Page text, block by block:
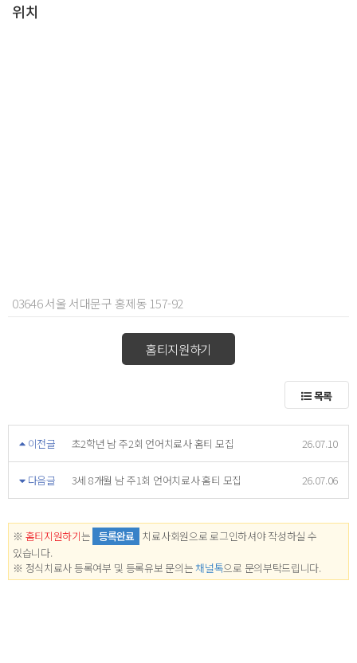
위치
03646 서울 서대문구 홍제동 157-92
홈티지원하기
목록
이전글 초2학년 남 주2회 언어치료사 홈티 모집 26.07.10
다음글 3세 8개월 남 주1회 언어치료사 홈티 모집 26.07.06
※ 홈티지원하기는 등록완료 치료사회원으로 로그인하셔야 작성하실 수
있습니다.
※ 정식치료사 등록여부 및 등록유보 문의는 채널톡으로 문의부탁드립니다.